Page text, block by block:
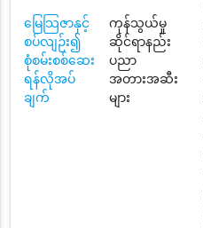
မြေသြဇာနှင့်
စပ်လျဉ်း၍
စုံစမ်းစစ်ဆေး
ရန်လိုအပ်
ချက်
ကုန်သွယ်မှု
ဆိုင်ရာနည်း
ပညာ
အတားအဆီး
များ